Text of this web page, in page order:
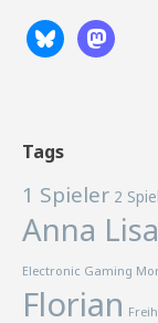
Tags
1 Spieler 2
Anna Lisa
Electronic Gaming
Florian